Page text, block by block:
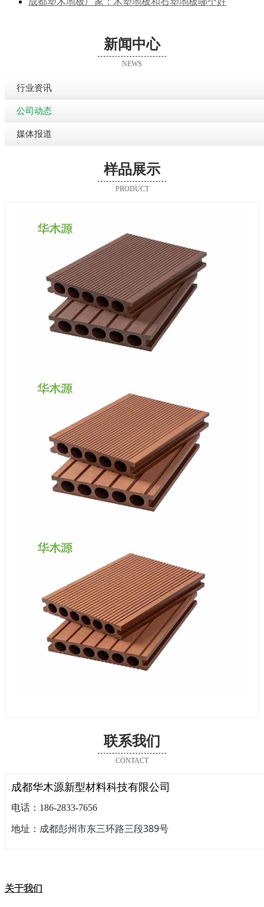
新闻中心
NEWS
行业资讯
公司动态
媒体报道
样品展示
PRODUCT
联系我们
CONTACT
成都华木源新型材料科技有限公司
电话：186-2833-7656
地址： 成都彭州市东三环路三段389号
关于我们